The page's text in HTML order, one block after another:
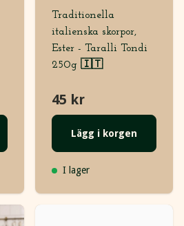
Traditionella
italienska skorpor,
Ester - Taralli Tondi
250g 🇮🇹
45 kr
Lägg i korgen
I lager